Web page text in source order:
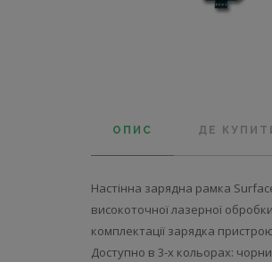
ОПИС ДЕ
Настінна зарядна рамка
високоточної лазерної
комплектації зарядка
Доступно в 3-х кольорах: